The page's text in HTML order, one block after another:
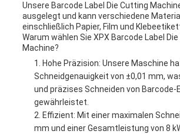
Unsere Barcode Label Die Cutting
ausgelegt und kann verschiedene
einschließlich Papier, Film und
Warum wählen Sie XPX Barcode Label
Machine?
Hohe Präzision: Unsere Maschine
Schneidgenauigkeit von ±0,01 mm,
und präzises Schneiden von
gewährleistet.
Effizient: Mit einer maximalen
mm und einer Gesamtleistung von 8